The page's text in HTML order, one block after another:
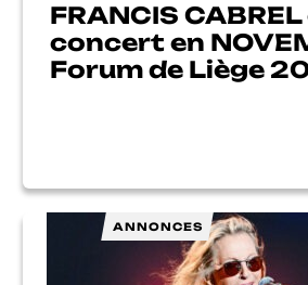
FRANCIS CABREL
concert en
Forum de Liège
ANNONCES